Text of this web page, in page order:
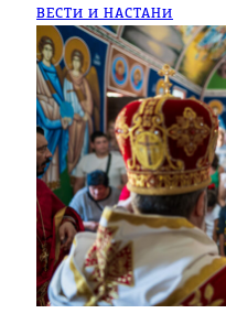
ВЕСТИ И НАСТАНИ